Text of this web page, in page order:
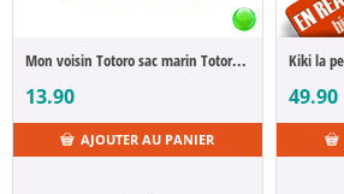
Mon voisin Totoro sac marin Totoro with Flowers 20 x 19 cm
13.90
AJOUTER AU PANIER
49.90